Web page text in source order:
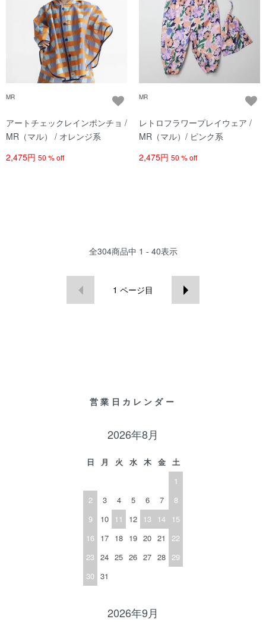
MR
アートチェックレインポンチョ /
MR（マル） / オレンジ系
2,475円 50 % off
MR
レトロフラワープレイウェア /
MR（マル）/ ピンク系
2,475円 50 % off
全304商品中 1 - 40表示
1 ページ目
営業日カレンダー
2026年8月
日 月 火 水 木 金
土
1
2
3 4 5 6 7
8
9
10 11 12 13 14
15
16 17 18 19 20 21
22
23 24 25 26 27 28 29
30 31
2026年9月